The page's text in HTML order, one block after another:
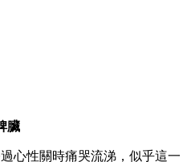
臟
心性關時痛哭流涕，似乎這一